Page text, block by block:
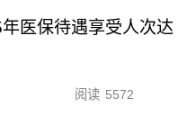
医保待遇享受人次达
阅读 5572